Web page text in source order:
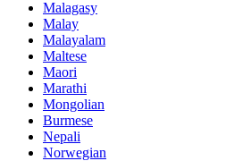
Malagasy
Malay
Malayalam
Maltese
Maori
Marathi
Mongolian
Burmese
Nepali
Norwegian